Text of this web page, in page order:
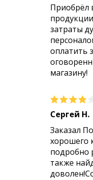
Приобрёл
затраты
оплатить
магазину!
Сергей Н.
Заказал
хорошего
подробно
также